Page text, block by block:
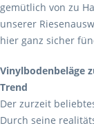
gemütlich von zu
unserer
hier ganz sicher
Vinylbodenbeläge
Trend
Der zurzeit
Durch seine